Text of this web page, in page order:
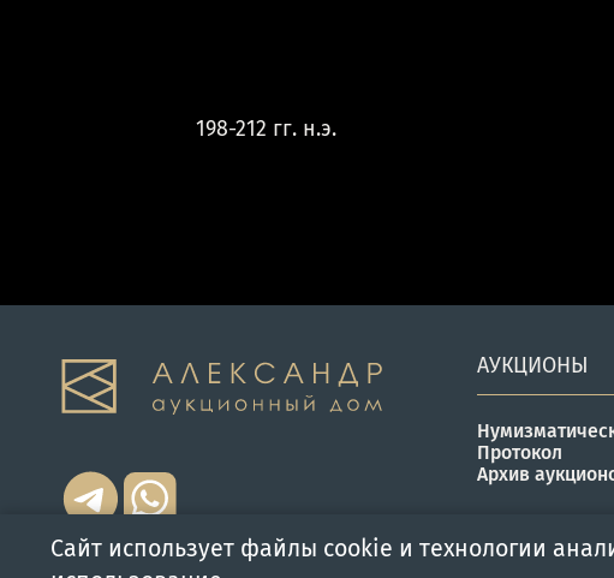
198-212 гг. н.э.
АУКЦИОНЫ
Протокол
Архив
Сайт использует файлы cookie и технологии